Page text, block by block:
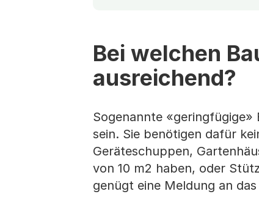
Bei welchen
ausreichend?
Sogenannte
sein. Sie benötigen dafür
Geräteschuppen,
von 10 m2 haben, oder
genügt eine Meldung an